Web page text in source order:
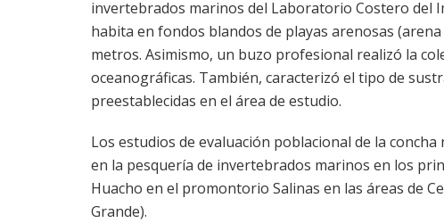
invertebrados marinos del Laboratorio Costero del
habita en fondos blandos de playas arenosas
metros. Asimismo, un buzo profesional realizó la
oceanográficas. También, caracterizó el tipo de
preestablecidas en el área de estudio.
Los estudios de evaluación poblacional de la
en la pesquería de invertebrados marinos en los
Huacho en el promontorio Salinas en las áreas de
Grande).